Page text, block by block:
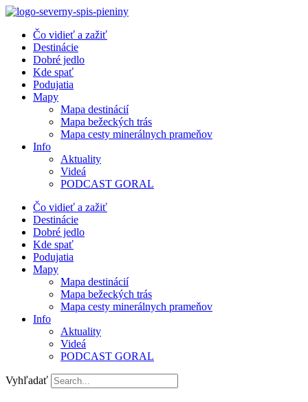
Preskočiť
obsah
Čo vidieť a zažiť
Destinácie
Dobré jedlo
Kde spať
Podujatia
Mapy
Mapa destinácií
Mapa bežeckých trás
Mapa cesty minerálnych prameňov
Info
Aktuality
Videá
PODCAST GORAL
Čo vidieť a zažiť
Destinácie
Dobré jedlo
Kde spať
Podujatia
Mapy
Mapa destinácií
Mapa bežeckých trás
Mapa cesty minerálnych prameňov
Info
Aktuality
Videá
PODCAST GORAL
Vyhľadať